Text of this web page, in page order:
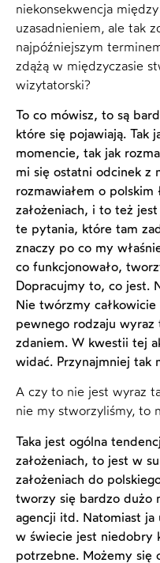
niekonsekwencja
uzasadnieniem, ale tak
najpóźniejszym
zdążą w międzyczasie
wizytatorski?
To co mówisz, to są
które się pojawiają. Tak
momencie, tak jak
mi się ostatni odcinek z
rozmawiałem o polskim
założeniach, i to też
te pytania, które tam
znaczy po co my
co funkcjonowało,
Dopracujmy to, co jest.
Nie twórzmy
pewnego rodzaju
zdaniem. W kwestii tej
widać. Przynajmniej tak
A czy to nie jest wyraz
nie my stworzyliśmy, to
Taka jest ogólna
założeniach, to jest w
założeniach do
tworzy się bardzo dużo
agencji itd. Natomiast ja
w świecie jest niedobry
potrzebne. Możemy się